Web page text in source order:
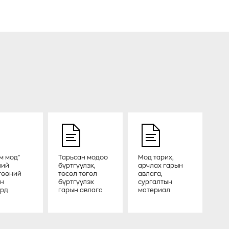
мод"
Тарьсан модоо
бүртгүүлэх,
төсөл төгөл
бүртгүүлэх
гарын авлага
Мод тарих,
арчлах гарын
авлага,
сургалтын
материал